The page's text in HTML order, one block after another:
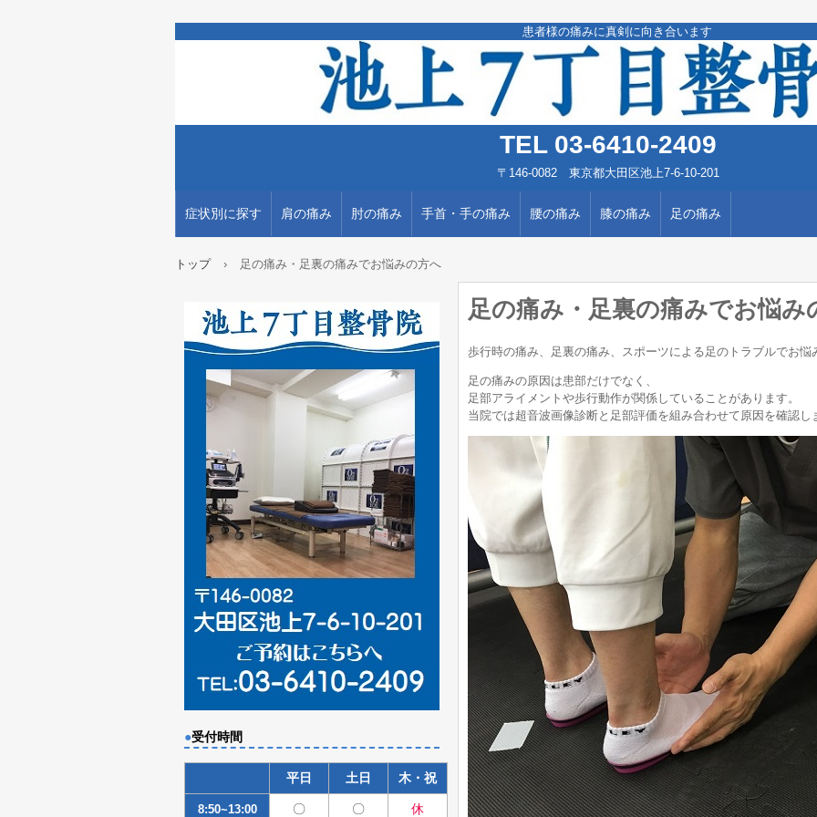
患者様の痛みに真剣に向き合います
TEL 03-6410-2409
〒146-0082 東京都大田区池上7-6-10-201
症状別に探す 肩の痛み 肘の痛み 手首・手の痛み 腰の痛み 膝の痛み 足の痛み
トップ › 足の痛み・足裏の痛みでお悩みの方へ
足の痛み・足裏の痛みでお悩み
歩行時の痛み、足裏の痛み、スポーツによる足のトラブルでお悩
足の痛みの原因は患部だけでなく、
足部アライメントや歩行動作が関係していることがあります。
当院では超音波画像診断と足部評価を組み合わせて原因を確認し
●受付時間
平日 土日 木・祝
8:50~13:00 〇 〇 休